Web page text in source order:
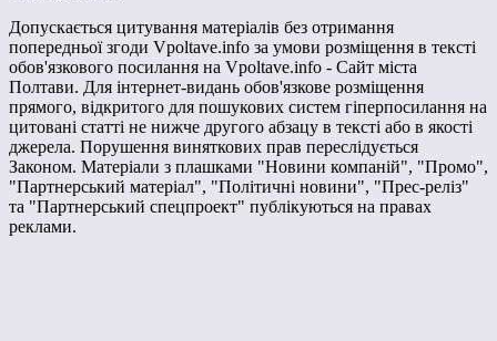
Допускається цитування матеріалів без отримання
попередньої згоди Vpoltave.info за умови розміщення в тексті
обов'язкового посилання на Vpoltave.info - Сайт міста
Полтави. Для інтернет-видань обов'язкове розміщення
прямого, відкритого для пошукових систем гіперпосилання на
цитовані статті не нижче другого абзацу в тексті або в якості
джерела. Порушення виняткових прав переслідується
Законом. Матеріали з плашками "Новини компаній", "Промо",
"Партнерський матеріал", "Політичні новини", "Прес-реліз"
та "Партнерський спецпроект" публікуються на правах
реклами.